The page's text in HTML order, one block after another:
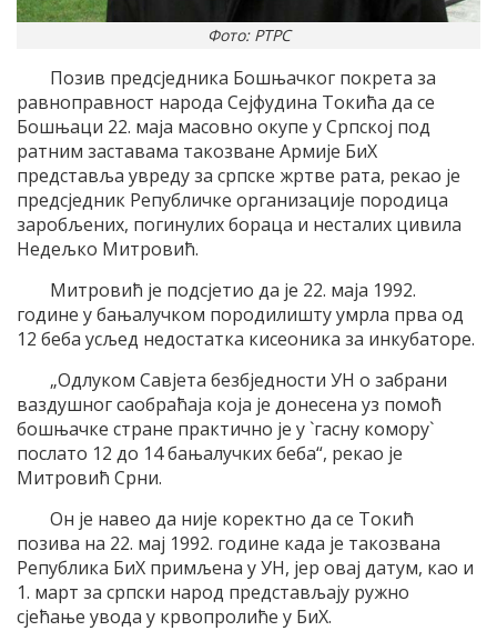
Фото: РТРС
Позив предсједника Бошњачког покрета за
равноправност народа Сејфудина Токића да се
Бошњаци 22. маја масовно окупе у Српској под
ратним заставама такозване Армије БиХ
представља увреду за српске жртве рата, рекао је
предсједник Републичке организације породица
заробљених, погинулих бораца и несталих цивила
Недељко Митровић.
Митровић је подсјетио да је 22. маја 1992.
године у бањалучком породилишту умрла прва од
12 беба усљед недостатка кисеоника за инкубаторе.
„Одлуком Савјета безбједности УН о забрани
ваздушног саобраћаја која је донесена уз помоћ
бошњачке стране практично је у `гасну комору`
послато 12 до 14 бањалучких беба“, рекао је
Митровић Срни.
Он је навео да није коректно да се Токић
позива на 22. мај 1992. године када је такозвана
Република БиХ примљена у УН, јер овај датум, као и
1. март за српски народ представљају ружно
сјећање увода у крвопролиће у БиХ.